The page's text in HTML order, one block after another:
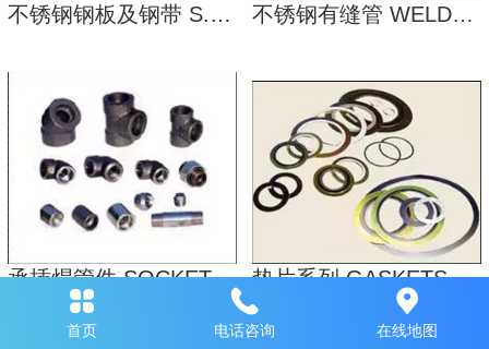
不锈钢钢板及钢带 S.S STEEL PLATES&SHEETS 不锈钢有缝管 WELDED SS TUBE&PIPE
承插焊管件 SOCKET WELDING PIPE FITTINGS 垫片系列 GASKETS
首页 电话咨询 在线地图